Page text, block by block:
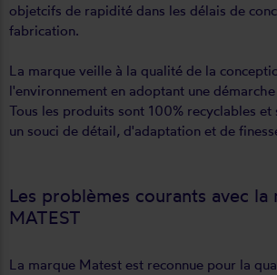
objetcifs de rapidité dans les délais de
fabrication.
La marque veille à la qualité de la
l'environnement en adoptant une
Tous les produits sont 100% recyclables
un souci de détail, d'adaptation et de
Les problèmes courants avec la
MATEST
La marque Matest est reconnue pour la